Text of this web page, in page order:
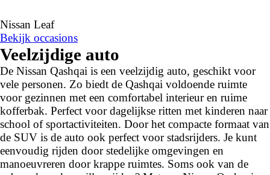
Nissan Leaf
Bekijk occasions
Veelzijdige auto
De Nissan Qashqai is een veelzijdig auto, geschikt voor
vele personen. Zo biedt de Qashqai voldoende ruimte
voor gezinnen met een comfortabel interieur en ruime
kofferbak. Perfect voor dagelijkse ritten met kinderen naar
school of sportactiviteiten. Door het compacte formaat van
de SUV is de auto ook perfect voor stadsrijders. Je kunt
eenvoudig rijden door stedelijke omgevingen en
manoeuvreren door krappe ruimtes. Soms ook van de